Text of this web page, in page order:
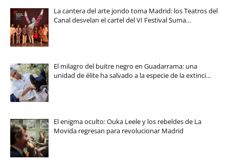
La cantera del arte jondo toma Madrid: los Teatros del
Canal desvelan el cartel del VI Festival Suma…
El milagro del buitre negro en Guadarrama: una
unidad de élite ha salvado a la especie de la extinci…
El enigma oculto: Ouka Leele y los rebeldes de La
Movida regresan para revolucionar Madrid